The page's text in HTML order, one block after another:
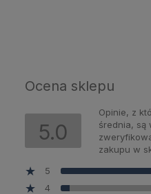
Ocena sklepu
5.0
Opinie, z
średnia, są
zakupu w
5
4